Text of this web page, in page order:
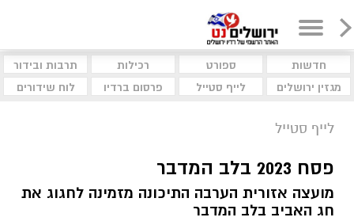
חדשות ספורט רכילות
תרבות ובידור
מגזין ירושלים
לייף סטייל פרסום ברדיו לוח שידורים
לייף סטייל
פסח 2023 בלב המדבר
מועצה אזורית הערבה התיכונה מזמינה לחגוג את
חג האביב בלב המדבר